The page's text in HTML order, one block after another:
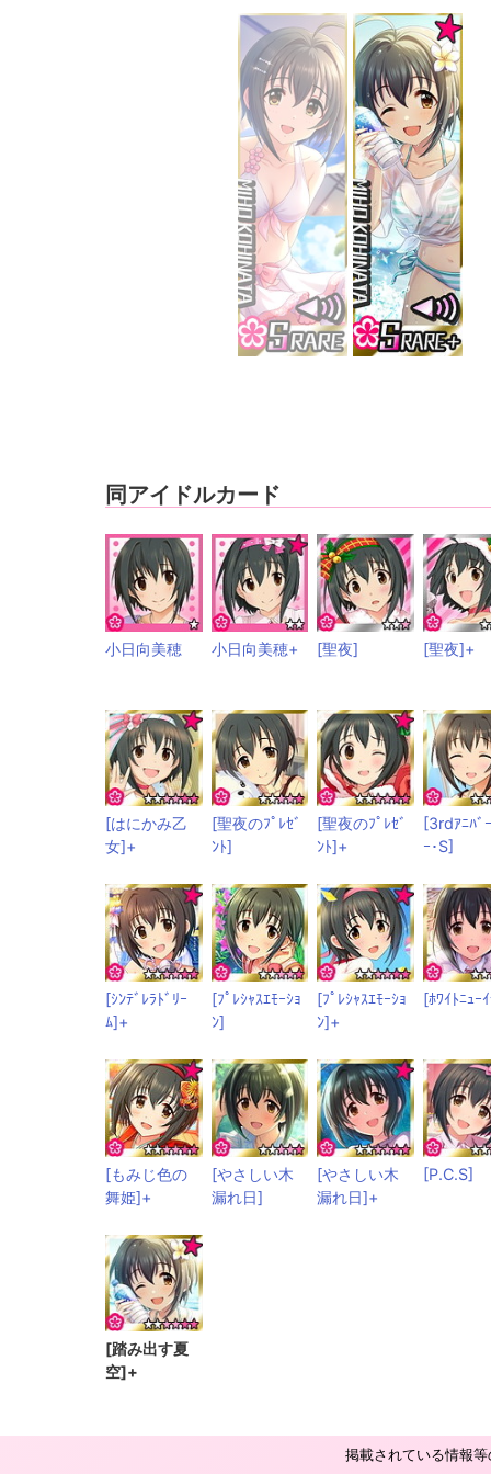
同アイドルカード
小日向美穂 小日向美穂+ [聖夜] [聖夜]+
[はにかみ乙
女]+
[聖夜のﾌﾟﾚｾﾞ
ﾝﾄ]
[聖夜のﾌﾟﾚｾﾞ
ﾝﾄ]+
[3rdｱﾆﾊﾞ
ｰ･S]
[ｼﾝﾃﾞﾚﾗﾄﾞﾘｰ
ﾑ]+
[ﾌﾟﾚｼｬｽｴﾓｰｼｮ
ﾝ]
[ﾌﾟﾚｼｬｽｴﾓｰｼｮ
ﾝ]+
[ﾎﾜｲﾄﾆｭｰ
[もみじ色の
舞姫]+
[やさしい木
漏れ日]
[やさしい木
漏れ日]+
[P.C.S]
[踏み出す夏
空]+
掲載されている情報